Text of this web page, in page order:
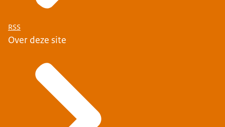
RSS
Over deze site